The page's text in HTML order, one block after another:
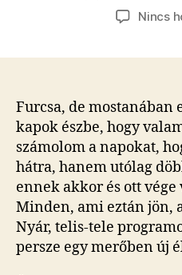
szerzője Nincs
Furcsa, de mostanában
kapok észbe, hogy
számolom a napokat,
hátra, hanem utólag
ennek akkor és ott
Minden, ami eztán jön,
Nyár, telis-tele
persze egy merőben új